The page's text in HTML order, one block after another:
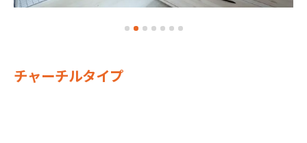
チャーチルタイプ